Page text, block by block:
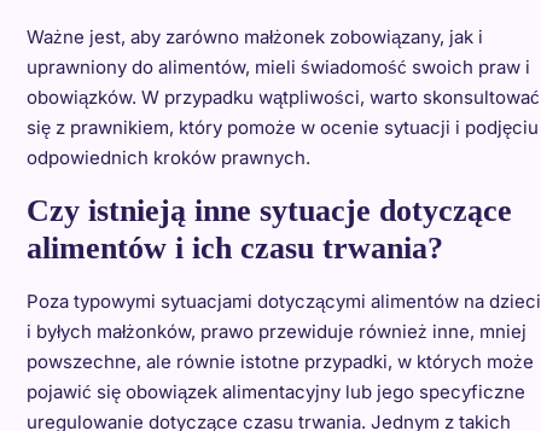
Ważne jest, aby zarówno małżonek zobowiązany, jak i
uprawniony do alimentów, mieli świadomość swoich praw i
obowiązków. W przypadku wątpliwości, warto skonsultować
się z prawnikiem, który pomoże w ocenie sytuacji i podjęciu
odpowiednich kroków prawnych.
Czy istnieją inne sytuacje dotyczące
alimentów i ich czasu trwania?
Poza typowymi sytuacjami dotyczącymi alimentów na dzieci
i byłych małżonków, prawo przewiduje również inne, mniej
powszechne, ale równie istotne przypadki, w których może
pojawić się obowiązek alimentacyjny lub jego specyficzne
uregulowanie dotyczące czasu trwania. Jednym z takich